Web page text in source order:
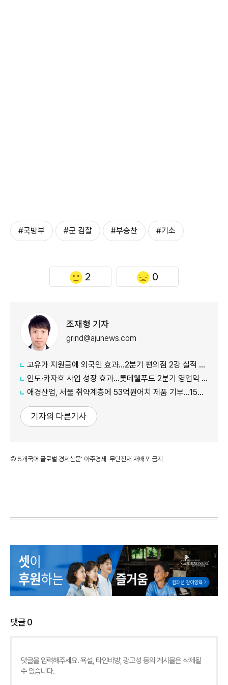
#국방부 #군 검찰 #부승찬 #기소
2 0
조재형 기자
grind@ajunews.com
고유가 지원금에 외국인 효과…2분기 편의점 2강 실적 날았다
인도·카자흐 사업 성장 효과…롯데웰푸드 2분기 영업익 89%↑
애경산업, 서울 취약계층에 53억원어치 제품 기부…15년째 나눔
기자의 다른기사
©'5개국어 글로벌 경제신문' 아주경제. 무단전재·재배포 금지
댓글0